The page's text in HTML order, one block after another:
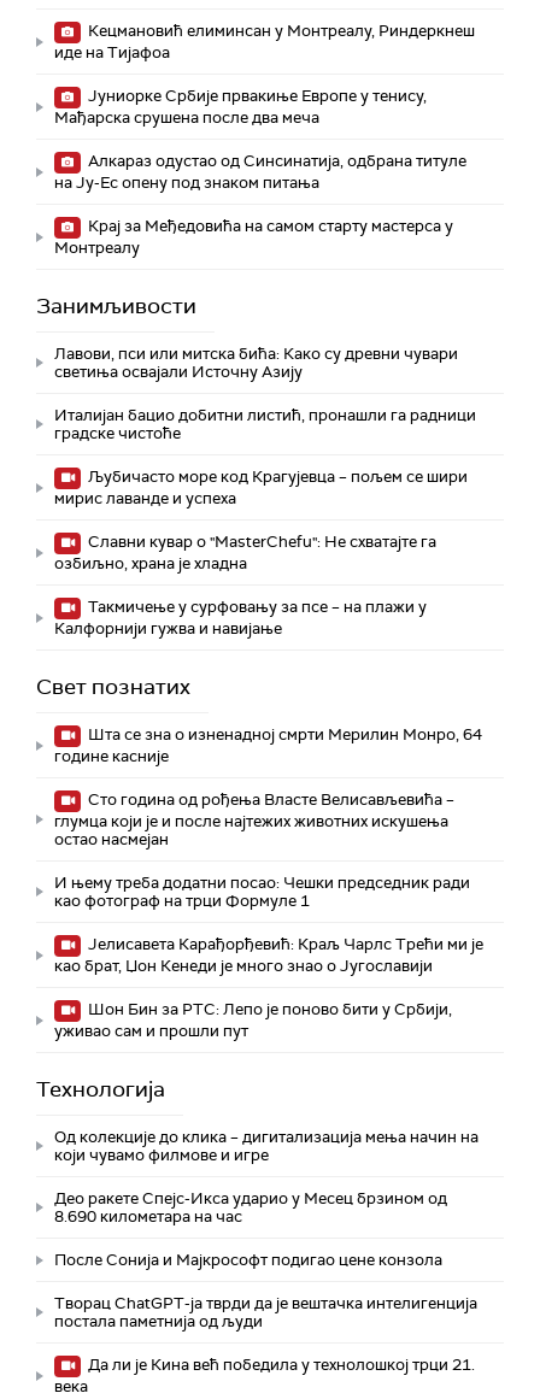
Кецмановић елиминсан у Монтреалу, Риндеркнеш
иде на Тијафоа
Јуниорке Србије првакиње Европе у тенису,
Мађарска срушена после два меча
Алкараз одустао од Синсинатија, одбрана титуле
на Ју-Ес опену под знаком питања
Крај за Међедовића на самом старту мастерса у
Монтреалу
Занимљивости
Лавови, пси или митска бића: Како су древни чувари
светиња освајали Источну Азију
Италијан бацио добитни листић, пронашли га радници
градске чистоће
Љубичасто море код Крагујевца – пољем се шири
мирис лаванде и успеха
Славни кувар о "MasterChefu": Не схватајте га
озбиљно, храна је хладна
Такмичење у сурфовању за псе – на плажи у
Калфорнији гужва и навијање
Свет познатих
Шта се зна о изненадној смрти Мерилин Монро, 64
године касније
Сто година од рођења Власте Велисављевића –
глумца који је и после најтежих животних искушења
остао насмејан
И њему треба додатни посао: Чешки председник ради
као фотограф на трци Формуле 1
Јелисавета Карађорђевић: Краљ Чарлс Трећи ми је
као брат, Џон Кенеди је много знао о Југославији
Шон Бин за РТС: Лепо је поново бити у Србији,
уживао сам и прошли пут
Технологијa
Од колекције до клика – дигитализација мења начин на
који чувамо филмове и игре
Део ракете Спејс-Икса ударио у Месец брзином од
8.690 километара на час
После Сонија и Мајкрософт подигао цене конзола
Творац ChatGPT-ја тврди да је вештачка интелигенција
постала паметнија од људи
Да ли је Кина већ победила у технолошкој трци 21.
века